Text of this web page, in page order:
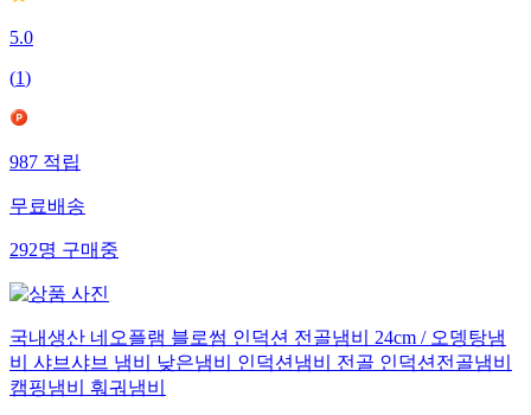
5.0
(1)
987적립
무료배송
292명구매중
국내생산 네오플램 블로썸 인덕션 전골냄비 24cm / 오뎅탕냄
비 샤브샤브 냄비 낮은냄비 인덕션냄비 전골 인덕션전골냄비
캠핑냄비 훠궈냄비